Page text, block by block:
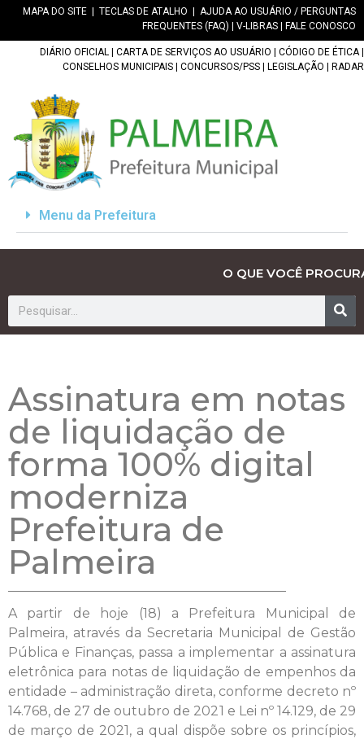
MAPA DO SITE TECLAS DE ATALHO
AJUDA AO USUÁRIO / PERGUNTAS
FREQUENTES (FAQ)
V-LIBRAS FALE CONOSCO
DIÁRIO OFICIAL CARTA DE SERVIÇOS AO USUÁRIO CÓDIGO DE ÉTICA|
CONSELHOS MUNICIPAIS
CONCURSOS/PSS LEGISLAÇÃO RADAR
Menu da Prefeitura
O QUE VOCÊ
Assinatura em notas
de liquidação de
forma 100% digital
moderniza
Prefeitura de
Palmeira
A partir de hoje (18) a Prefeitura Municipal de
Palmeira, através da Secretaria Municipal de Gestão
Pública e Finanças, passa a implementar a assinatura
eletrônica para notas de liquidação de empenhos da
entidade – administração direta, conforme decreto nº
14.768, de 27 de outubro de 2021 e Lei nº 14.129, de 29
de março de 2021, a qual dispõe sobre os princípios,